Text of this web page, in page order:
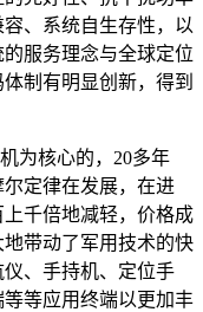
、系统自生存性，以
服务理念与全球定位
制有明显创新，得到
为核心的，20多年
定律在发展，在进
千倍地减轻，价格成
带动了军用技术的快
、手持机、定位手
等应用终端以更加丰